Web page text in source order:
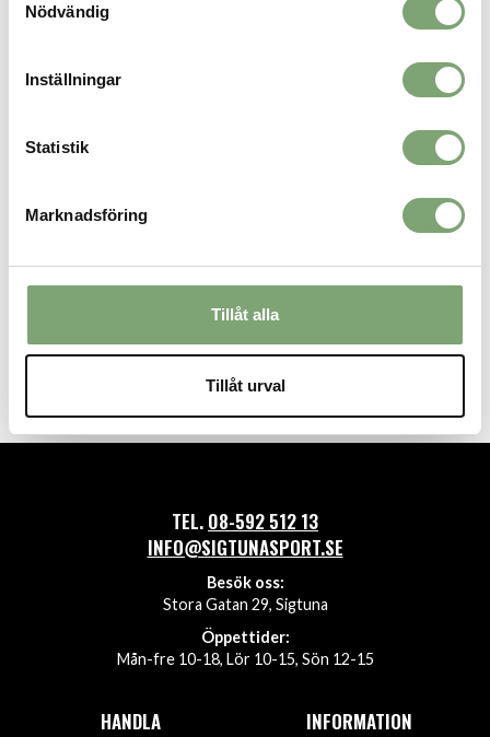
Nödvändig
Inställningar
Statistik
Marknadsföring
Tillåt alla
Tillåt urval
1 399 KR
Houdini Ms Tree Longsleeve
1 399 KR
TEL. 08-592 512 13
INFO@SIGTUNASPORT.SE
Besök oss:
Stora Gatan 29, Sigtuna
Öppettider:
Mån-fre 10-18, Lör 10-15, Sön 12-15
HANDLA INFORMATION